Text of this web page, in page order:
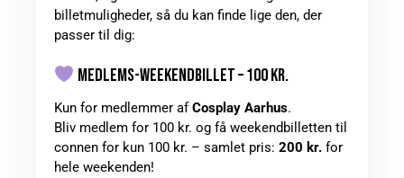
billetmuligheder, så du kan finde lige den, der
passer til dig:
MEDLEMS-WEEKENDBILLET – 100 KR.
Kun for medlemmer afCosplay Aarhus.
Bliv medlem for 100 kr. og få weekendbilletten til
connen for kun 100 kr. – samlet pris: 200 kr. for
hele weekenden!